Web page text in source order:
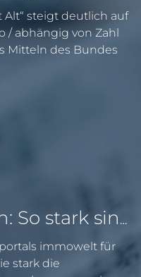
steigt deutlich auf
/ abhängig von Zahl
Mitteln des Bundes
Pendeln lohnt sich: So stark sinken Wohnungspreise im Umland
immowelt für
stark die